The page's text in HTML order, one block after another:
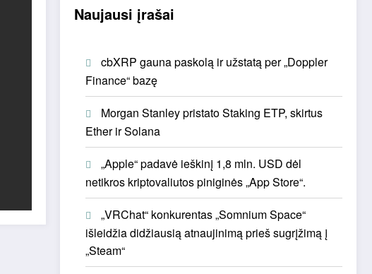
Naujausi įrašai
cbXRP gauna paskolą ir užstatą per „Doppler
Finance“ bazę
Morgan Stanley pristato Staking ETP, skirtus
Ether ir Solana
„Apple“ padavė ieškinį 1,8 mln. USD dėl
netikros kriptovaliutos piniginės „App Store“.
„VRChat“ konkurentas „Somnium Space“
išleidžia didžiausią atnaujinimą prieš sugrįžimą į
„Steam“